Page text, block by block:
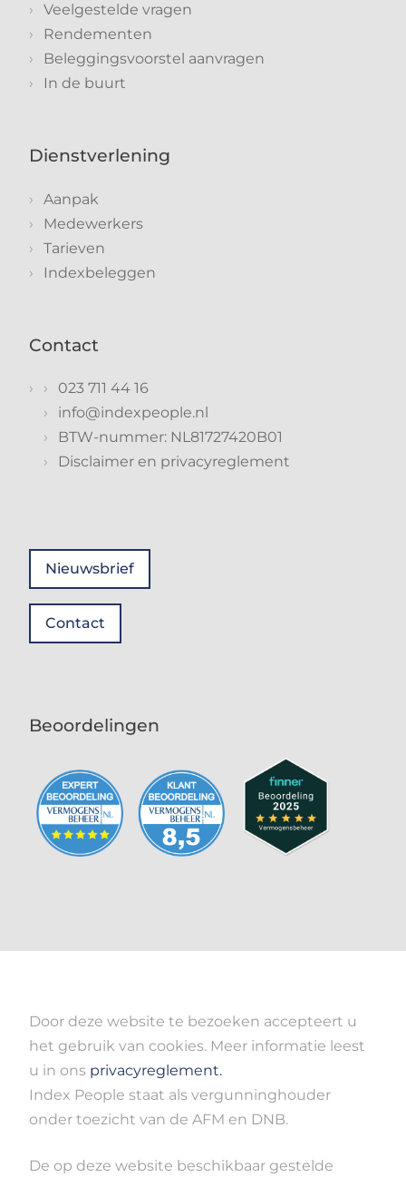
Veelgestelde vragen
Rendementen
Beleggingsvoorstel aanvragen
In de buurt
Dienstverlening
Aanpak
Medewerkers
Tarieven
Indexbeleggen
Contact
023 711 44 16
info@indexpeople.nl
BTW-nummer: NL81727420B01
Disclaimer en privacyreglement
Nieuwsbrief
Contact
Beoordelingen
Door deze website te bezoeken accepteert u
het gebruik van cookies. Meer informatie leest
u in ons privacyreglement.
Index People staat als vergunninghouder
onder toezicht van de AFM en DNB.
De op deze website beschikbaar gestelde